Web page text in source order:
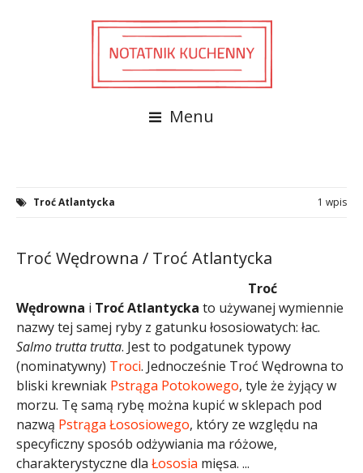
Menu
Troć Atlantycka 1 wpis
Troć Wędrowna / Troć Atlantycka
Troć
Wędrowna i Troć Atlantycka to używanej wymiennie
nazwy tej samej ryby z gatunku łososiowatych: łac.
Salmo truttatrutta. Jest to podgatunek typowy
(nominatywny) Troci. Jednocześnie Troć Wędrowna to
bliski krewniak Pstrąga Potokowego, tyle że żyjący w
morzu. Tę samą rybę można kupić w sklepach pod
nazwą Pstrąga Łososiowego, który ze względu na
specyficzny sposób odżywiania ma różowe,
charakterystyczne dla Łososia mięsa. ...